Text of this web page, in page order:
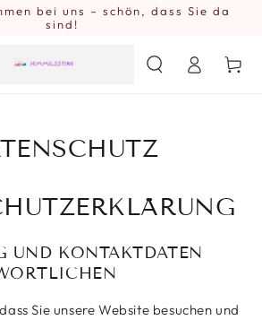
bei uns – schön, dass Sie da
sind!
Einloggen
UND KONTAKTDATEN
Sie unsere Website besuchen und